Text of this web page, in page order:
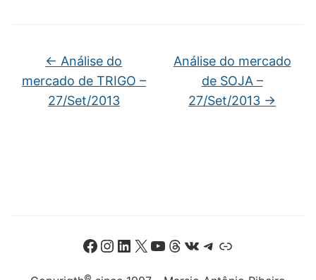
← Análise do
mercado de TRIGO –
27/Set/2013
Análise do mercado
de SOJA –
27/Set/2013 →
Facebook Instagram LinkedIn X Youtube Threads
©